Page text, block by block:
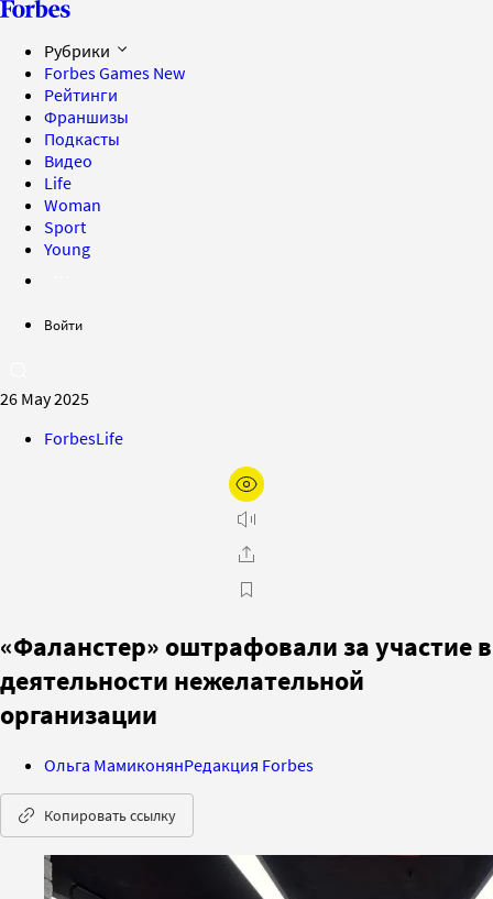
Рубрики
Forbes Games New
Рейтинги
Франшизы
Подкасты
Видео
Life
Woman
Sport
Young
Войти
26 May 2025
ForbesLife
«Фаланстер» оштрафовали за участие в
деятельности нежелательной
организации
Ольга МамиконянРедакция Forbes
Копировать ссылку